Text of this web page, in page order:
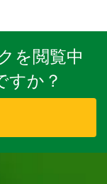
を閲覧中
すか？